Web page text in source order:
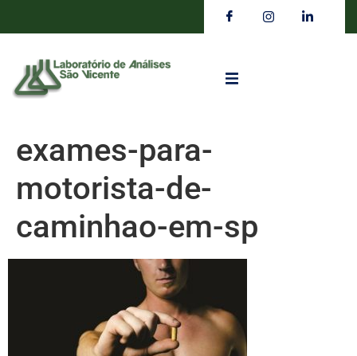
exames-para-
motorista-de-
caminhao-em-sp